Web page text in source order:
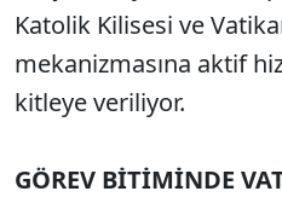
Katolik Kilisesi ve
mekanizmasına aktif
kitleye veriliyor.
GÖREV BİTİMİNDE